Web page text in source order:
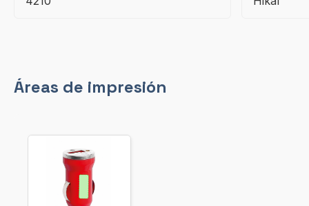
Áreas de impresión